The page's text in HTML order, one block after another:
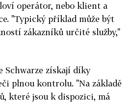
operátor, nebo klient a
"Typický příklad může být
zákazníků určité služby,"
Schwarze získají díky
plnou kontrolu. "Na základě
které jsou k dispozici, má